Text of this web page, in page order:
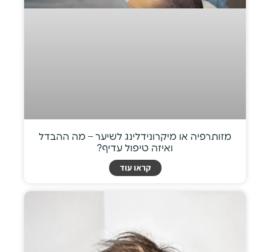
מזותרפיה או מיקרונידלינג לשיער – מה ההבדל
ואיזה טיפול עדיף?
קראו עוד